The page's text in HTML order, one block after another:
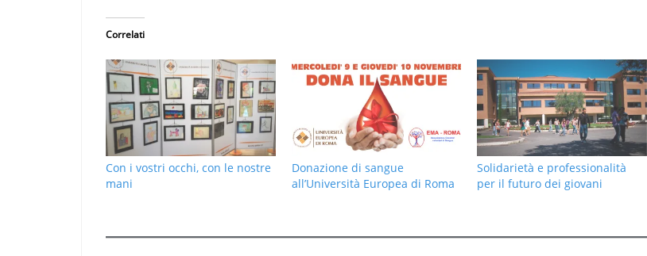
Correlati
Con i vostri occhi, con le nostre
mani
Donazione di sangue
all’Università Europea di Roma
Solidarietà e professionalità
per il futuro dei giovani